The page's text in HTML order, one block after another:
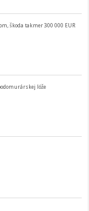
škoda takmer 300 000 EUR
lóže